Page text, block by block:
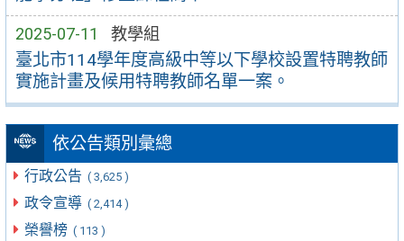
2025-07-11 教學組
臺北市114學年度高級中等以下學校設置特聘教師
實施計畫及候用特聘教師名單一案。
依公告類別彙總
行政公告 ( 3,625 )
政令宣導 ( 2,414 )
榮譽榜 ( 113 )